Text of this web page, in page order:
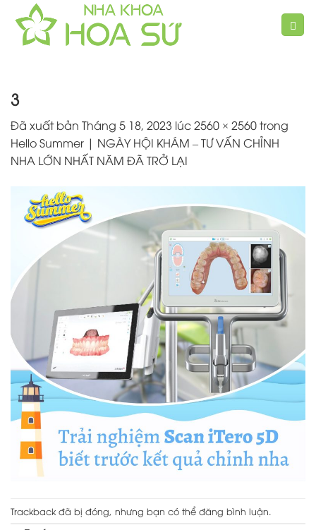
Chuyển
đến
3
Đã xuất bản Tháng 5 18, 2023 lúc2560 × 2560trong
Hello Summer | NGÀY HỘI KHÁM – TƯ VẤN CHỈNH
NHA LỚN NHẤT NĂM ĐÃ TRỞ LẠI
Trackback đã bị đóng, nhưng bạn có thể đăng bình luận